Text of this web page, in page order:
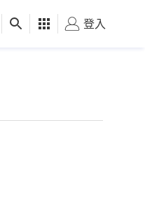
健康 好食玩飛
登入